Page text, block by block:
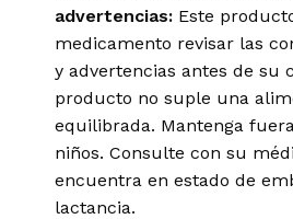
advertencias: Este
medicamento revisar las
y advertencias antes de su
producto no suple una
equilibrada. Mantenga
niños. Consulte con su
encuentra en estado de
lactancia.